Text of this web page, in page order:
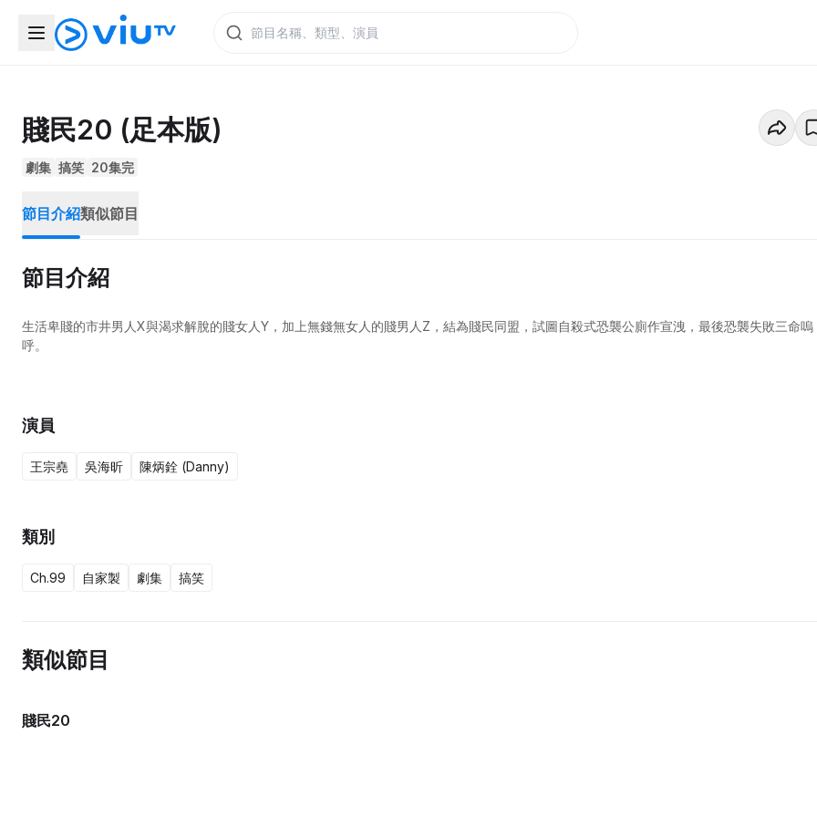
賤民20 (足本版)
劇集 搞笑 20集完
節目介紹類似節目
節目介紹
生活卑賤的市井男人X與渴求解脫的賤女人Y，加上無錢無女人的賤男人Z，結為賤民同盟，試圖自殺式恐襲公廁作宣洩，最後恐襲失敗三命嗚
呼。
演員
王宗堯 吳海昕 陳炳銓 (Danny)
類別
Ch.99 自家製 劇集 搞笑
類似節目
賤民20